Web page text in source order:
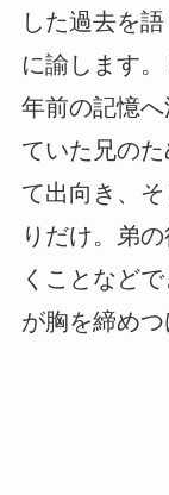
した過去を
に諭します
年前の記憶
ていた兄の
て出向き、
りだけ。弟
くことなど
が胸を締めつ